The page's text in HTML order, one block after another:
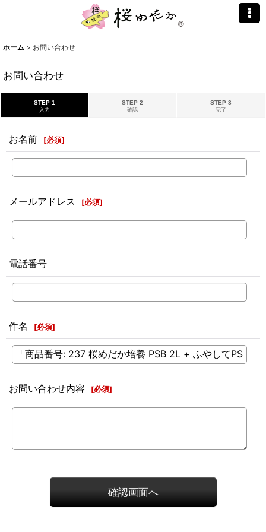
ホーム > お問い合わせ
お問い合わせ
STEP 1
入力
STEP 2
確認
STEP 3
完了
お名前 [必須]
メールアドレス [必須]
電話番号
件名 [必須]
お問い合わせ内容 [必須]
確認画面へ